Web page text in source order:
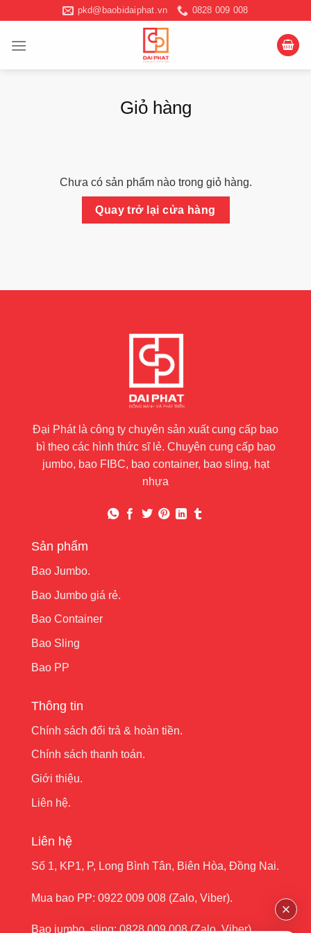
nội
pkd@baobidaiphat.vn 0828 009 008
Giỏ hàng
Chưa có sản phẩm nào trong giỏ hàng.
Quay trở lại cửa hàng
Đại Phát là công ty chuyên sản xuất cung cấp bao
bì theo các hình thức sĩ lẻ. Chuyên cung cấp bao
jumbo, bao FIBC, bao container, bao sling, hạt
nhựa
Sản phẩm
Bao Jumbo.
Bao Jumbo giá rẻ.
Bao Container
Bao Sling
Bao PP
Thông tin
Chính sách đổi trả & hoàn tiền.
Chính sách thanh toán.
Giới thiệu.
Liên hệ.
Liên hệ
Số 1, KP1, P, Long Bình Tân, Biên Hòa, Đồng Nai.
Mua bao PP: 0922 009 008(Zalo, Viber).
Bao jumbo ,sling:0828 009 008(Zalo, Viber).